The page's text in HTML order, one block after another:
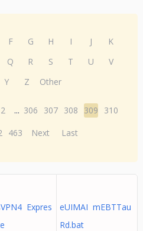
F G H I J
K
Q R S T U
V
Y Z Other
2 ... 306 307 308 309
310
463 Next Last
Expres
eUIMAI mEBTTau
Rd.bat